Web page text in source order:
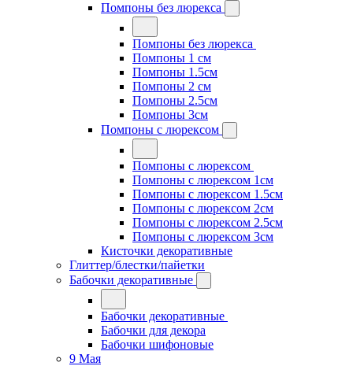
Помпоны без люрекса
Помпоны без люрекса
Помпоны 1 см
Помпоны 1.5см
Помпоны 2 см
Помпоны 2.5см
Помпоны 3см
Помпоны с люрексом
Помпоны с люрексом
Помпоны с люрексом 1см
Помпоны с люрексом 1.5см
Помпоны с люрексом 2см
Помпоны с люрексом 2.5см
Помпоны с люрексом 3см
Кисточки декоративные
Глиттер/блестки/пайетки
Бабочки декоративные
Бабочки декоративные
Бабочки для декора
Бабочки шифоновые
9 Мая